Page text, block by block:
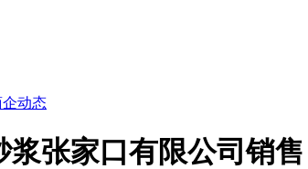
动态
浆张家口有限公司销售